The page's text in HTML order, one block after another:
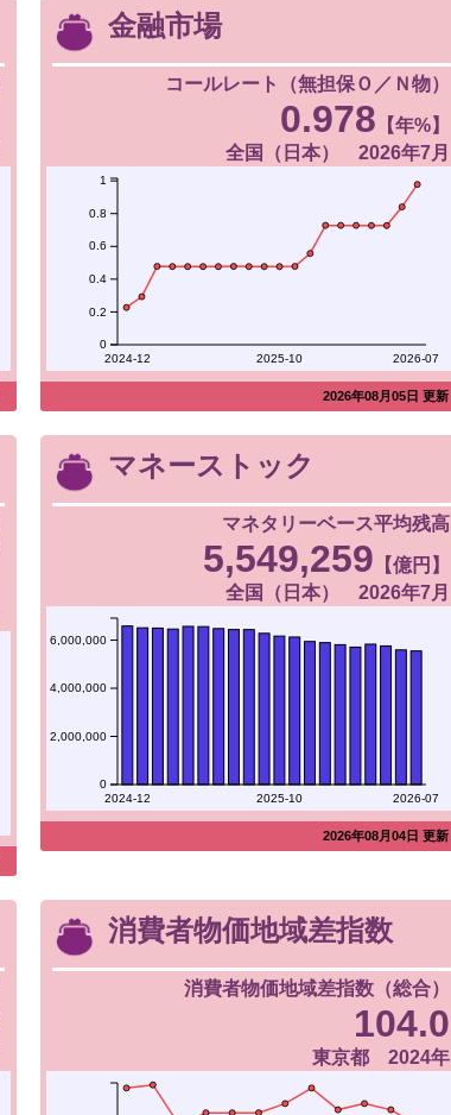
金融市場
コールレート（無担保Ｏ／Ｎ物）
0.978 【年%】
全国（日本） 2026年7月
2024-12 2025-10 2026-07
0
0.2
0.4
0.6
0.8
1
2026年08月05日 更新
マネーストック
マネタリーベース平均残高
5,549,259 【億円】
全国（日本） 2026年7月
2024-12 2025-10 2026-07
0
2,000,000
4,000,000
6,000,000
2026年08月04日 更新
消費者物価地域差指数
消費者物価地域差指数（総合）
104.0
東京都 2024年